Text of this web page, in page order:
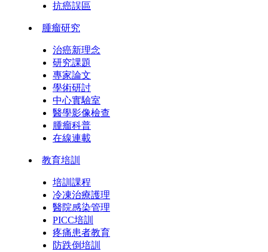
抗癌誤區
腫瘤研究
治癌新理念
研究課題
專家論文
學術研討
中心實驗室
醫學影像檢查
腫瘤科普
在線連載
教育培訓
培訓課程
冷凍治療護理
醫院感染管理
PICC培訓
疼痛患者教育
防跌倒培訓